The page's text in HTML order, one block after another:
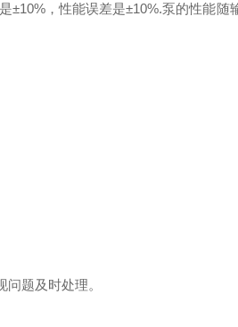
，性能误差是±10%.泵的性能随
题及时处理。